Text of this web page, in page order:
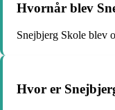
Hvornår blev
Snejbjerg Skole blev
Hvor er